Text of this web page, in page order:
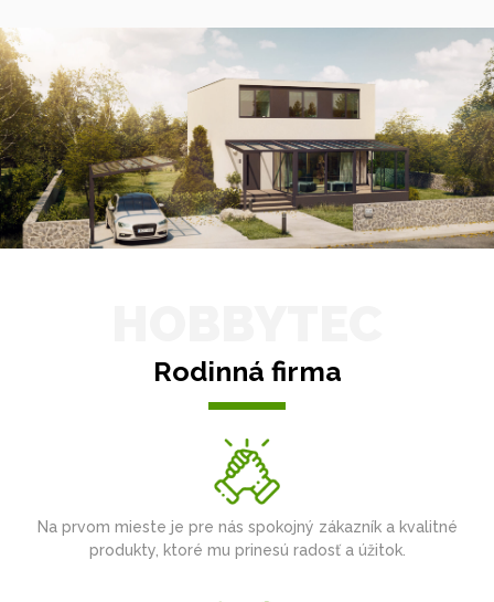
Rodinná firma
Na prvom mieste je pre nás spokojný zákazník a kvalitné
produkty, ktoré mu prinesú radosť a úžitok.